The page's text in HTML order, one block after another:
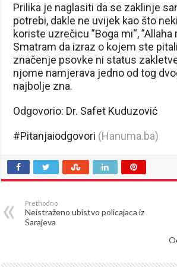
Prilika je naglasiti da se zaklinje
potrebi, dakle ne uvijek kao što
koriste uzrečicu ”Boga mi“, ”Allaha
Smatram da izraz o kojem ste
značenje psovke ni status
njome namjerava jedno od tog
najbolje zna.
Odgovorio: Dr. Safet Kuduzović
#Pitanjaiodgovori (Hanuma.ba)
Prethodno
Neistraženo ubistvo policajaca iz
Sarajeva